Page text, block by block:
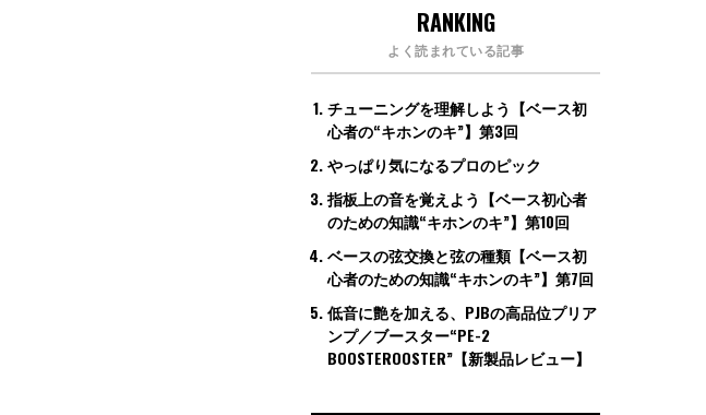
RANKING
よく読まれている記事
チューニングを理解しよう【ベース初
心者の“キホンのキ”】第3回
やっぱり気になるプロのピック
指板上の音を覚えよう【ベース初心者
のための知識“キホンのキ”】第10回
ベースの弦交換と弦の種類【ベース初
心者のための知識“キホンのキ”】第7回
低音に艶を加える、PJBの高品位プリア
ンプ／ブースター“PE-2
BOOSTEROOSTER”【新製品レビュー】